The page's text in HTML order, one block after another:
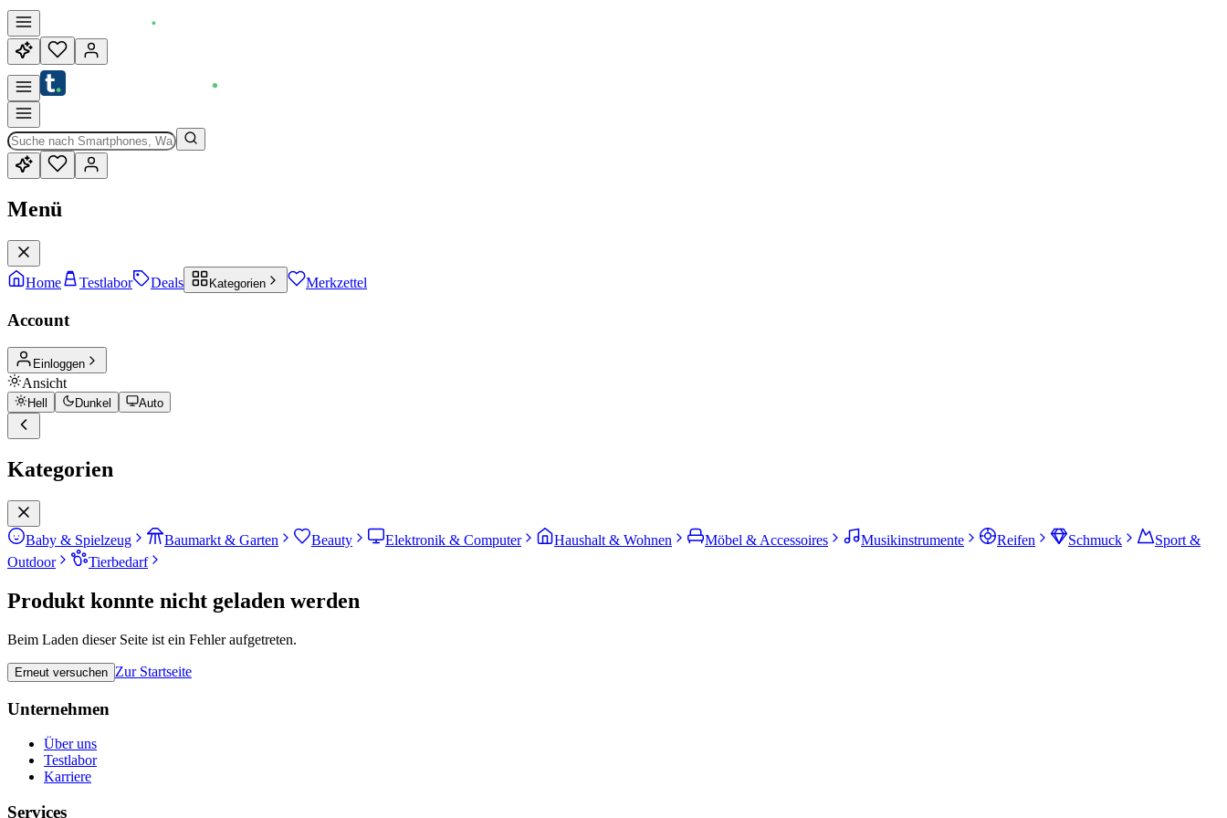
Menü
Home Testlabor Deals Kategorien Merkzettel
Account
Einloggen
Ansicht
Hell Dunkel Auto
Kategorien
Baby & Spielzeug Baumarkt & Garten Beauty Elektronik & Computer Haushalt & Wohnen Möbel & Accessoires Musikinstrumente Reifen Schmuck
Sport &
Outdoor
Tierbedarf
Produkt konnte nicht geladen werden
Beim Laden dieser Seite ist ein Fehler aufgetreten.
Erneut versuchen Zur Startseite
Unternehmen
Über uns
Testlabor
Karriere
Services